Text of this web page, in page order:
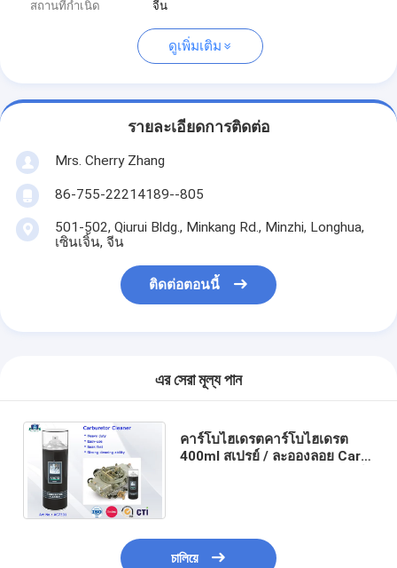
สถานที่กำเนิด
จีน
ดูเพิ่มเติม
รายละเอียดการติดต่อ
Mrs. Cherry Zhang
86-755-22214189--805
501-502, Qiurui Bldg., Minkang Rd., Minzhi, Longhua,
เซินเจิ้น, จีน
ติดต่อตอนนี้
এর সেরা মূল্য পান
คาร์โบไฮเดรตคาร์โบไฮเดรต
400ml สเปรย์ / ละอองลอย Carb
চালিয়ে